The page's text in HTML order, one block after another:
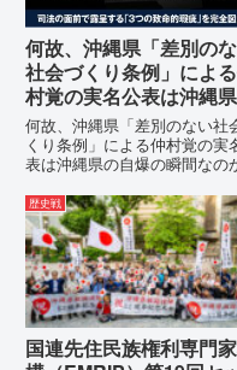
何故、沖縄県「差別の
社会づくり条例」によ
村覚の実名公表は沖縄
自爆の瞬間なのか？そ
つの理由。
何故、沖縄県「差別のない社
くり条例」による仲村覚の実
表は沖縄県の自爆の瞬間なの
強行しようとしている「仲村
実名公表」。行政側はこの行
を、特定の個人を社会的制裁
い込むための「仕上げ」だと
て...
歴史戦
国連先住民族権利専門